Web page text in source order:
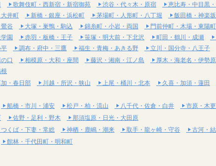
歌舞伎町・西新宿・新宿御苑 渋谷・代々木・原宿 恵比寿・中目黒
井町 新橋・銀座・浜松町 茅場町・人形町・八丁堀 飯田橋・神楽
谷 大塚・巣鴨・駒込 錦糸町・小岩・両国 門前仲町・木場・東陽町
園 赤羽・板橋・王子 笹塚・明大前・下北沢 町田・鶴川・成瀬
平 調布・府中・三鷹 福生・青梅・あきる野
立川・国分寺・八王子
口 相模原・大和・座間 藤沢・湘南・江ノ島 厚木・海老名・伊勢原
・春日部 川越・所沢・狭山 上尾・桶川・北本 久喜・加須・蓮田
船橋・市川・浦安 松戸・柏・流山 八千代・佐倉・白井 市原・木
佐野・足利・野木
那須塩原・日光・大田原
つくば・下妻・常総 神栖・鹿嶋・潮来 取手・龍ヶ崎・守谷 古河・
館林・千代田町・明和町